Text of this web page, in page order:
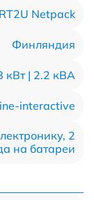
Netpack
Финляндия
кВт | 2.2 кВА
interactive
2
на батареи